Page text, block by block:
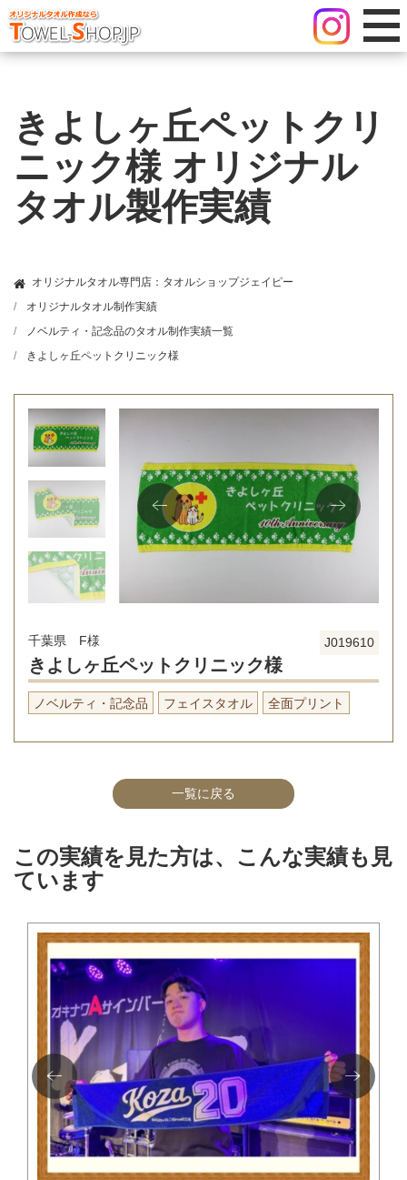
きよしヶ丘ペットクリ
ニック様 オリジナル
タオル製作実績
オリジナルタオル専門店：タオルショップジェイピー
オリジナルタオル制作実績
ノベルティ・記念品のタオル制作実績一覧
きよしヶ丘ペットクリニック様
J019610
千葉県 F様
きよしヶ丘ペットクリニック様
ノベルティ・記念品 フェイスタオル 全面プリント
一覧に戻る
この実績を見た方は、こんな実績も見
ています